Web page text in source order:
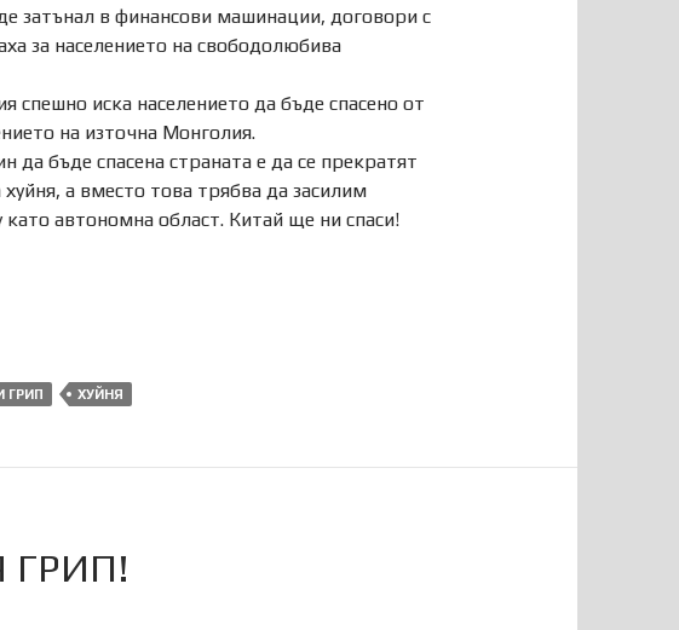
затънал в финансови машинации, договори с
за населението на свободолюбива
спешно иска населението да бъде спасено от
на източна Монголия.
да бъде спасена страната е да се прекратят
а вместо това трябва да засилим
автономна област. Китай ще ни спаси!
ГРИП ХУЙНЯ
ГРИП!